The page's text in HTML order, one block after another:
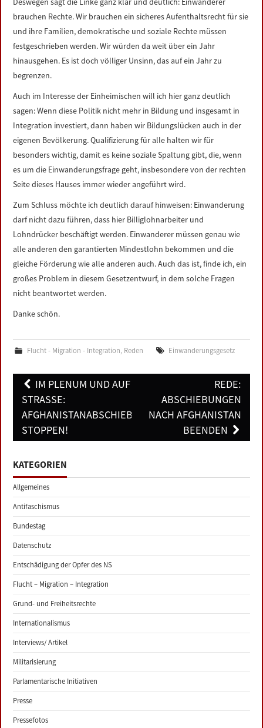
brauchen Rechte. Wir brauchen ein sicheres Aufenthaltsrecht für sie
und ihre Familien, demokratische und soziale Rechte müssen
festgeschrieben werden. Wir würden da weit über ein Jahr
hinausgehen. Es ist doch völliger Unsinn, das auf ein Jahr zu
begrenzen.
Auch im Interesse der Einheimischen will ich hier ganz deutlich
sagen: Wenn diese Politik nicht mehr in Bildung und insgesamt in
Integration investiert, dann haben wir Bildungslücken auch in der
eigenen Bevölkerung. Qualifizierung für alle halten wir für
besonders wichtig, damit es keine soziale Spaltung gibt, die, wenn
es um die Einwanderungsfrage geht, insbesondere von der rechten
Seite dieses Hauses immer wieder angeführt wird.
Zum Schluss möchte ich deutlich darauf hinweisen: Einwanderung
darf nicht dazu führen, dass hier Billiglohnarbeiter und
Lohndrücker beschäftigt werden. Einwanderer müssen genau wie
alle anderen den garantierten Mindestlohn bekommen und die
gleiche Förderung wie alle anderen auch. Auch das ist, finde ich, ein
großes Problem in diesem Gesetzentwurf, in dem solche Fragen
nicht beantwortet werden.
Danke schön.
Flucht - Migration - Integration, Reden Einwanderungsgesetz
Post
navigation
IM PLENUM UND AUF DER
STRASSE: A
FGHANISTANABSCHIEBUNGEN S
TOPPEN!
REDE:
ABSCHIEBUNGEN
NACH AFGHANISTAN
BEENDEN
KATEGORIEN
Allgemeines
Antifaschismus
Bundestag
Datenschutz
Entschädigung der Opfer des NS
Flucht – Migration – Integration
Grund- und Freiheitsrechte
Internationalismus
Interviews/ Artikel
Militarisierung
Parlamentarische Initiativen
Presse
Pressefotos